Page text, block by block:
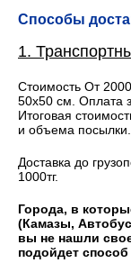
Способы
1.
Стоимость От
50х50 см. Оплата
Итоговая
и объема посылки.
Доставка до
1000тг.
Города, в
(Камазы,
вы не нашли
подойдет способ